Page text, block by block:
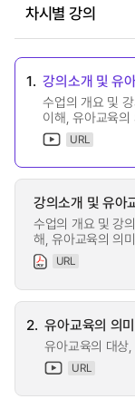
차시별 강의
1. 강의소개 및 유
수업의 개요 및
이해, 유아교육
URL
강의소개 및 유아
수업의 개요 및 강
해, 유아교육의 의
URL
2. 유아교육의 의미
유아교육의 대상
URL